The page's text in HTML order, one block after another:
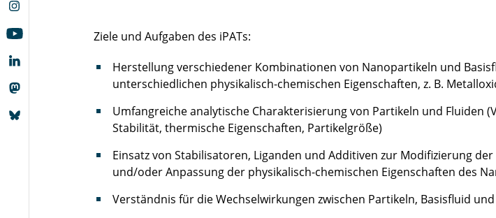
Ziele und Aufgaben des iPATs:
Herstellung verschiedener Kombinationen von Nanopartikeln und
unterschiedlichen physikalisch-chemischen Eigenschaften, z. B.
Umfangreiche analytische Charakterisierung von Partikeln und Fluiden
Stabilität, thermische Eigenschaften, Partikelgröße)
Einsatz von Stabilisatoren, Liganden und Additiven zur Modifizierung
und/oder Anpassung der physikalisch-chemischen Eigenschaften des
Verständnis für die Wechselwirkungen zwischen Partikeln, Basisfluid